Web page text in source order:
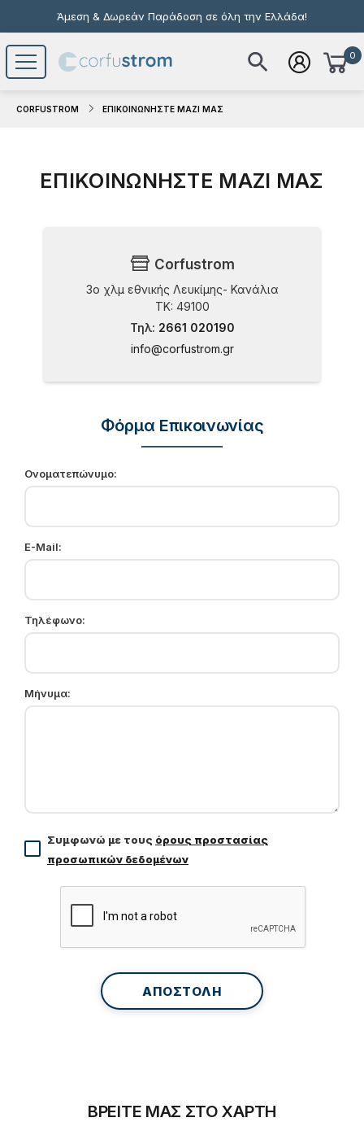
Άμεση & Δωρεάν Παράδοση σε όλη την Ελλάδα!
0
CORFUSTROM ΕΠΙΚΟΙΝΩΝΗΣΤΕ ΜΑΖΙ ΜΑΣ
ΕΠΙΚΟΙΝΩΝΗΣΤΕ ΜΑΖΙ ΜΑΣ
Corfustrom
3o χλμ εθνικής Λευκίμης- Κανάλια
TK: 49100
Τηλ: 2661 020190
info@corfustrom.gr
Φόρμα Επικοινωνίας
Ονοματεπώνυμο:
E-Mail:
Τηλέφωνο:
Μήνυμα:
Συμφωνώ με τους όρους προστασίας
προσωπικών δεδομένων
ΒΡΕΙΤΕ ΜΑΣ ΣΤΟ ΧΑΡΤΗ